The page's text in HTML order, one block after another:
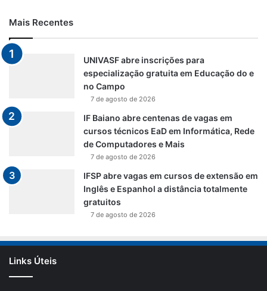
Mais Recentes
UNIVASF abre inscrições para
especialização gratuita em Educação do e
no Campo
7 de agosto de 2026
IF Baiano abre centenas de vagas em
cursos técnicos EaD em Informática, Rede
de Computadores e Mais
7 de agosto de 2026
IFSP abre vagas em cursos de extensão em
Inglês e Espanhol a distância totalmente
gratuitos
7 de agosto de 2026
Links Úteis